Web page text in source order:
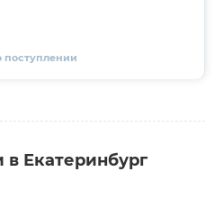
поступлении
в Екатеринбург